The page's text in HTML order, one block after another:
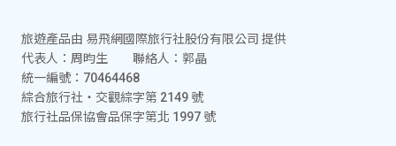
旅遊產品由 易飛網國際旅行社股份有限公司 提供
代表人：周昀生 聯絡人：郭晶
統一編號：70464468
綜合旅行社‧交觀綜字第 2149 號
旅行社品保協會品保字第北 1997 號